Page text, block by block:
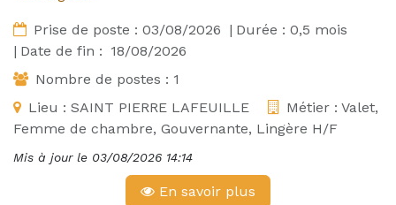
Prise de poste : 03/08/2026 | Durée : 0,5 mois
| Date de fin : 18/08/2026
Nombre de postes : 1
Lieu : SAINT PIERRE LAFEUILLE Métier : Valet,
Femme de chambre, Gouvernante, Lingère H/F
Mis à jour le 03/08/2026 14:14
En savoir plus